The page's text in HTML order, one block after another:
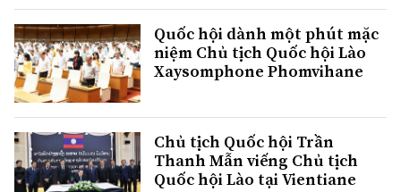
Quốc hội dành một phút mặc
niệm Chủ tịch Quốc hội Lào
Xaysomphone Phomvihane
Chủ tịch Quốc hội Trần
Thanh Mẫn viếng Chủ tịch
Quốc hội Lào tại Vientiane